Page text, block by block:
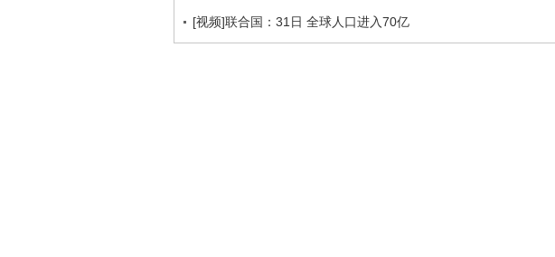
[视频]联合国：31日 全球人口进入70亿